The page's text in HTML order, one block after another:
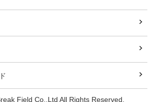
Field Co.,Ltd All Rights Reserved.